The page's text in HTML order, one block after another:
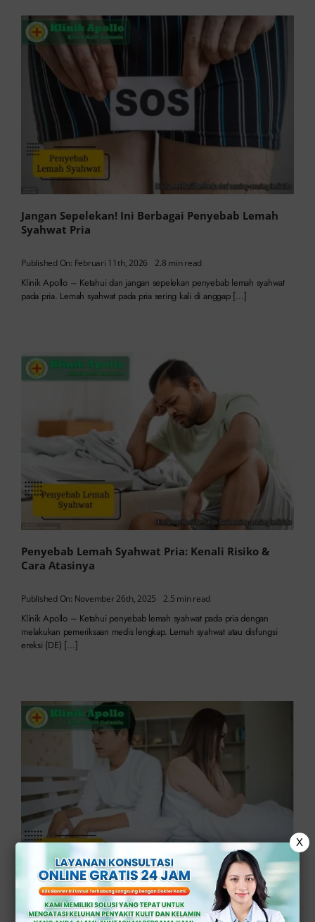
Jangan Sepelekan! Ini Berbagai Penyebab Lemah
Syahwat Pria
Published On: Februari 11th, 2026 2.8 min read
Klinik Apollo – Ketahui dan jangan sepelekan penyebab lemah syahwat
pada pria. Lemah syahwat pada pria sering kali di anggap […]
Penyebab Lemah Syahwat Pria: Kenali Risiko &
Cara Atasinya
Published On: November 26th, 2025 2.5 min read
Klinik Apollo – Ketahui penyebab lemah syahwat pada pria dengan
melakukan pemeriksaan medis lengkap. Lemah syahwat atau disfungsi
ereksi (DE) […]
Pria Wajib Tahu! Gejala Lemah Syahwat dan Cara
Mengatasinya
X